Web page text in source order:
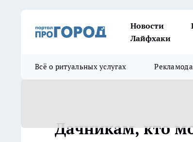
Новости
Лайфхаки
Всё о ритуальных услугах
Дачникам, кто